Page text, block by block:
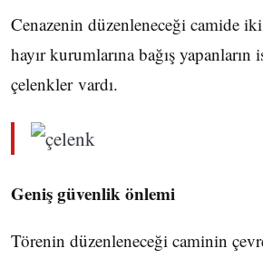
Cenazenin düzenleneceği camide
hayır kurumlarına bağış yapanların
çelenkler vardı.
Geniş güvenlik önlemi
Törenin düzenleneceği caminin